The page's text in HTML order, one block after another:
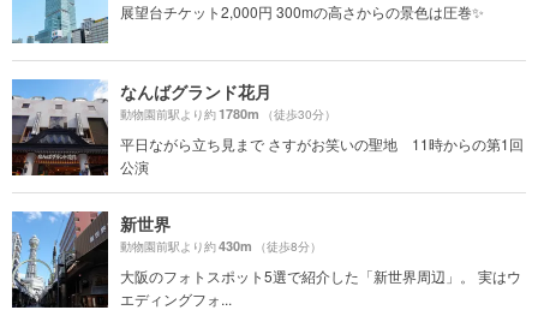
展望台チケット2,000円 300mの高さからの景色は圧巻✨
なんばグランド花月
動物園前駅より約1780m （徒歩30分）
平日ながら立ち見まで さすがお笑いの聖地 11時からの第1回
公演
新世界
動物園前駅より約430m （徒歩8分）
大阪のフォトスポット5選で紹介した「新世界周辺」。 実はウ
エディングフォ...